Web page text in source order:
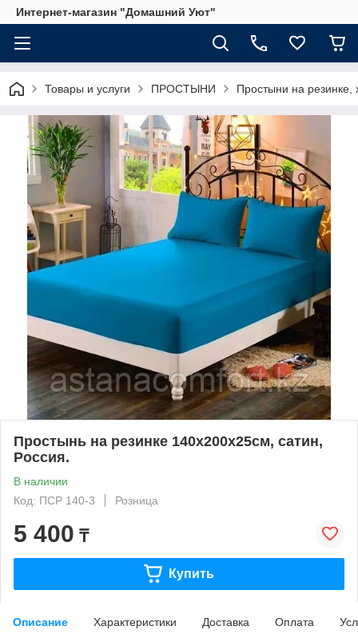
Интернет-магазин "Домашний Уют"
Товары и услуги ПРОСТЫНИ Простыни на резинке,
Простынь на резинке 140х200х25см, сатин,
Россия.
В наличии
Код: ПСР 140-3
Розница
5 400 ₸
Купить
Описание Характеристики Доставка Оплата